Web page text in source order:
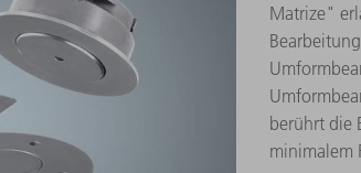
Matrize"
berührt die
minimalem